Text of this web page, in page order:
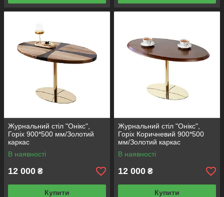
Журнальний стіл "Онікс",
Горіх 900*500 мм/Золотий
каркас
В наявності
12 000 ₴
Купити
Журнальний стіл "Онікс",
Горіх Коричневий 900*500
мм/Золотий каркас
В наявності
12 000 ₴
Купити